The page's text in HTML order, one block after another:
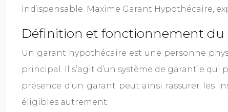
indispensable. Maxime Garant Hypothécaire,
Définition et fonctionnement
Un garant hypothécaire est une personne
principal. Il s’agit d’un système de garantie
présence d’un garant peut ainsi rassurer les
éligibles autrement.